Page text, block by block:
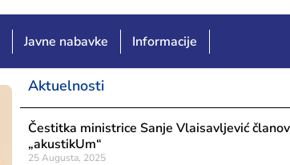
Javne nabavke Informacije
Aktuelnosti
Čestitka ministrice Sanje Vlaisavljević
„akustikUm“
25 Augusta, 2025